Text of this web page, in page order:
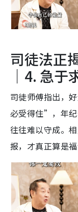
司徒法正
｜4. 急于
司徒师傅指出，
必受得住”，年纪
往往难以守成。
报，才真正算是福